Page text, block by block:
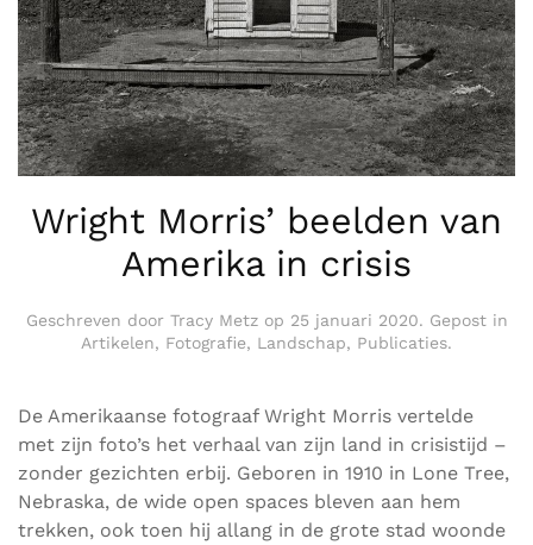
Wright Morris’ beelden van
Amerika in crisis
Geschreven door Tracy Metzop 25 januari 2020. Gepost in
Artikelen, Fotografie, Landschap, Publicaties.
De Amerikaanse fotograaf Wright Morris vertelde
met zijn foto’s het verhaal van zijn land in crisistijd –
zonder gezichten erbij. Geboren in 1910 in Lone Tree,
Nebraska, de wide open spaces bleven aan hem
trekken, ook toen hij allang in de grote stad woonde